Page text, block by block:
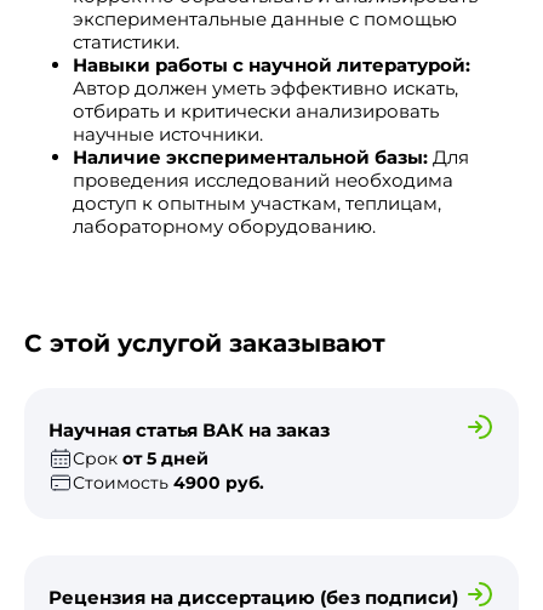
экспериментальные данные с помощью
статистики.
Навыки работы с научной литературой:
Автор должен уметь эффективно искать,
отбирать и критически анализировать
научные источники.
Наличие экспериментальной базы: Для
проведения исследований необходима
доступ к опытным участкам, теплицам,
лабораторному оборудованию.
С этой услугой заказывают
Научная статья ВАК на заказ
Срок от 5 дней
Стоимость 4900 руб.
Рецензия на диссертацию (без подписи)